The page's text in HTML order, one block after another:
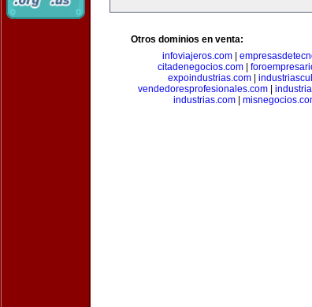
Otros dominios en venta:
infoviajeros.com
citadenegocios.com
expoindustrias.com
vendedoresprofesionales.com|
industrias.com